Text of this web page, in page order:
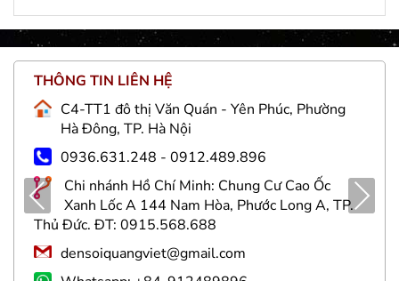
THÔNG TIN LIÊN HỆ
C4-TT1 đô thị Văn Quán - Yên Phúc, Phường
Hà Đông, TP. Hà Nội
0936.631.248 - 0912.489.896
Chi nhánh Hồ Chí Minh: Chung Cư Cao Ốc
Xanh Lốc A 144 Nam Hòa, Phước Long A, TP.
Thủ Đức. ĐT: 0915.568.688
densoiquangviet@gmail.com
Pre
viou
s
Nex
t